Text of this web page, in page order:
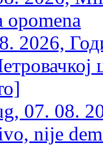
opomena
2026,
07. 08.
nije